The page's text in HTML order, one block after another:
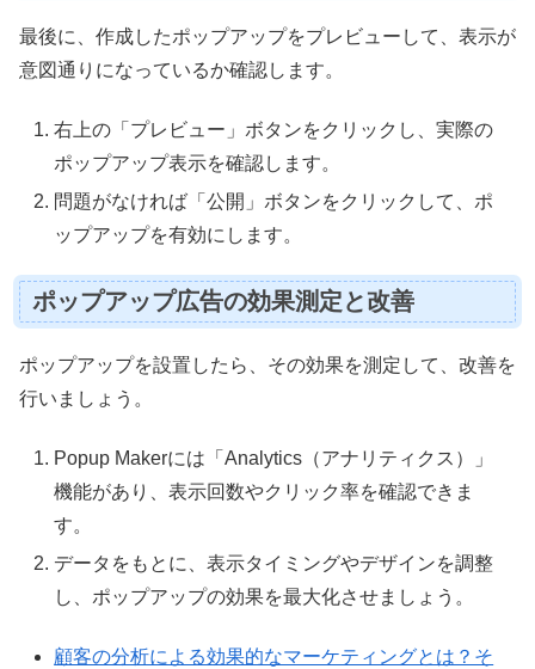
最後に、作成したポップアップをプレビューして、表示が
意図通りになっているか確認します。
右上の「プレビュー」ボタンをクリックし、実際の
ポップアップ表示を確認します。
問題がなければ「公開」ボタンをクリックして、ポ
ップアップを有効にします。
ポップアップ広告の効果測定と改善
ポップアップを設置したら、その効果を測定して、改善を
行いましょう。
Popup Makerには「Analytics（アナリティクス）」
機能があり、表示回数やクリック率を確認できま
す。
データをもとに、表示タイミングやデザインを調整
し、ポップアップの効果を最大化させましょう。
顧客の分析による効果的なマーケティングとは？そ